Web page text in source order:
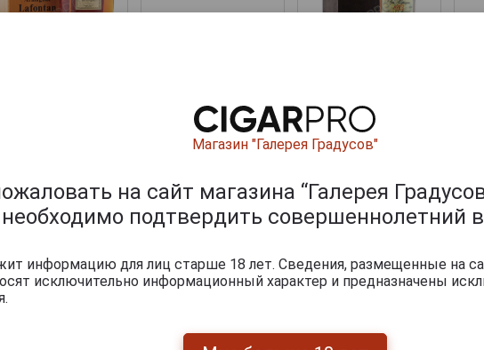
деревянной
упаковке
Барон де Сигоньяк
1983г 0.7л в
деревянной
упаковке
Магазин "Галерея Градусов"
на сайт магазина “Галерея
подтвердить совершеннолетний
информацию для лиц старше 18 лет. Сведения, размещенные на
исключительно информационный характер и предназначены